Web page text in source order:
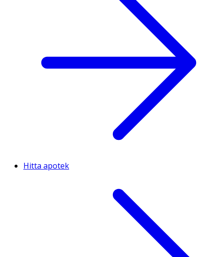
Hitta apotek